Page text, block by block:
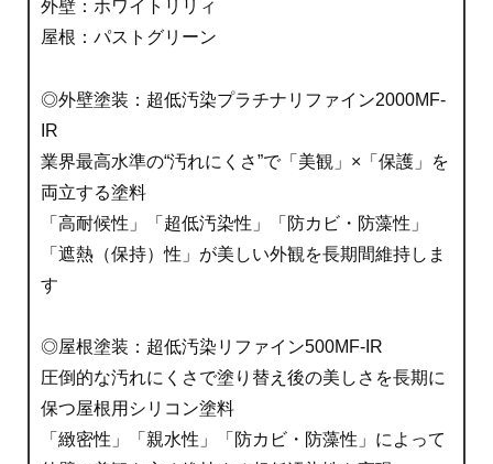
外壁：ホワイトリリィ
屋根：パストグリーン
◎外壁塗装：超低汚染プラチナリファイン2000MF-
IR
業界最高水準の“汚れにくさ”で「美観」×「保護」を
両立する塗料
「高耐候性」「超低汚染性」「防カビ・防藻性」
「遮熱（保持）性」が美しい外観を長期間維持しま
す
◎屋根塗装：超低汚染リファイン500MF-IR
圧倒的な汚れにくさで塗り替え後の美しさを長期に
保つ屋根用シリコン塗料
「緻密性」「親水性」「防カビ・防藻性」によって